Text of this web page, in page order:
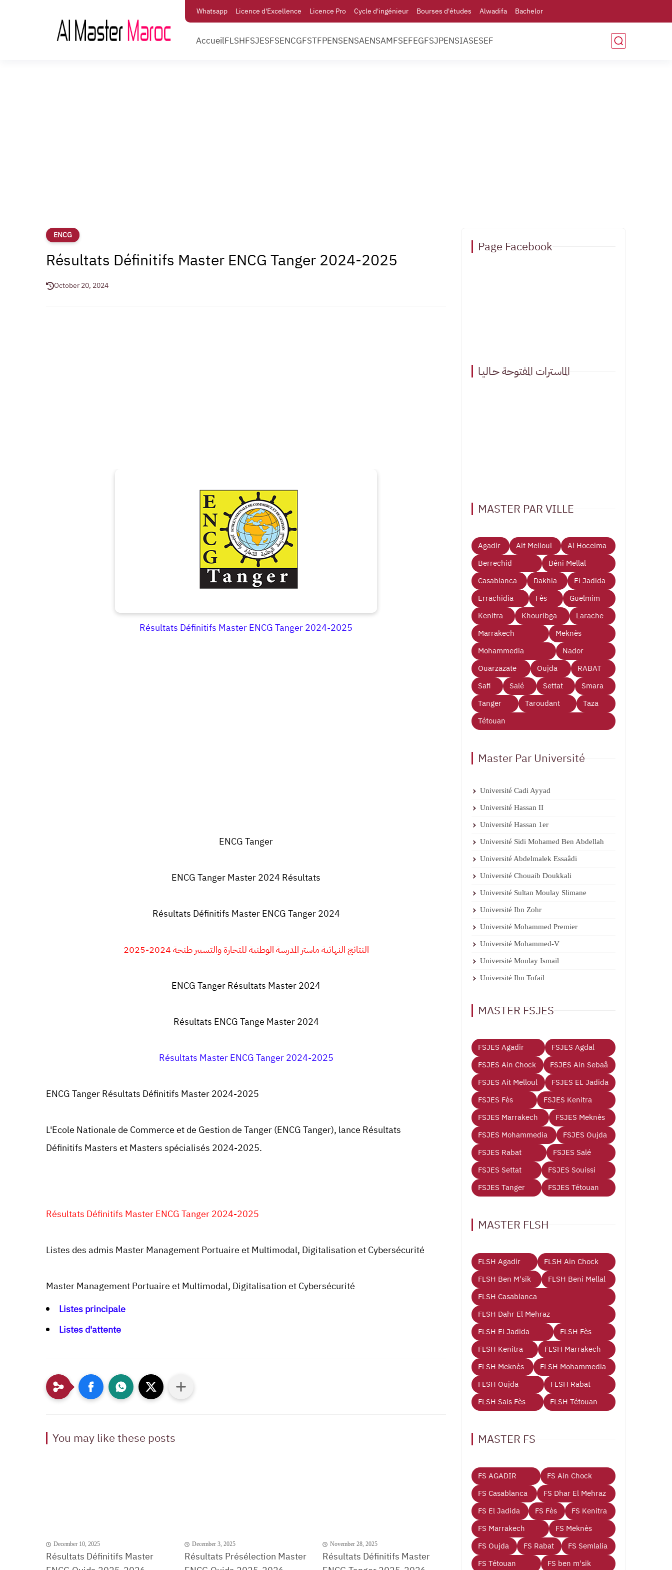
Whatsapp Licence d'Excellence Licence Pro Cycle d'ingénieur Bourses d'études Alwadifa Bachelor
AccueilFLSHFSJESFSENCGFSTFPENSENSAENSAMFSEFEGFSJPENSIASESEF
ENCG
Résultats Définitifs Master ENCG Tanger 2024-2025
October 20, 2024
Résultats Définitifs Master ENCG Tanger 2024-2025
ENCG Tanger
ENCG Tanger Master 2024 Résultats
Résultats Définitifs Master ENCGTanger 2024
النتائج النهائية ماستر المدرسة الوطنية للتجارة والتسيير طنجة 2024-2025
ENCG Tanger Résultats Master 2024
Résultats ENCG Tange Master 2024
Résultats Master ENCG Tanger 2024-2025
ENCG Tanger Résultats Définitifs Master 2024-2025
L'Ecole Nationale de Commerce et de Gestion deTanger(ENCG Tanger), lance Résultats
Définitifs Masters et Masters spécialisés 2024-2025.
Résultats Définitifs Master ENCG Tanger 2024-2025
Listes des admis Master Management Portuaire et Multimodal, Digitalisation et Cybersécurité
Master Management Portuaire et Multimodal, Digitalisation et Cybersécurité
Listes principale
Listes d'attente
You may like these posts
December 10, 2025
Résultats Définitifs Master
December 3, 2025
Résultats Présélection Master
November 28, 2025
Résultats Définitifs Master
Page Facebook
الماسترات المفتوحة حـاليـا
MASTER PAR VILLE
Agadir Ait Melloul
Al Hoceima
Berrechid
Béni Mellal
Casablanca
Dakhla
El Jadida
Errachidia
Fès
Guelmim
Kenitra
Khouribga
Larache
Marrakech
Meknès
Mohammedia
Nador
Ouarzazate
Oujda
RABAT
Safi
Salé Settat
Smara
Tanger
Taroudant
Taza
Tétouan
Master Par Université
Université Cadi Ayyad
Université Hassan II
Université Hassan 1er
Université Sidi Mohamed Ben Abdellah
Université Abdelmalek Essaâdi
Université Chouaib Doukkali
Université Sultan Moulay Slimane
Université Ibn Zohr
Université Mohammed Premier
Université Mohammed-V
Université Moulay Ismail
Université Ibn Tofail
MASTER FSJES
FSJES Agadir
FSJES Agdal
FSJES Ain Chock
FSJES Ain Sebaâ
FSJES Ait Melloul
FSJES EL Jadida
FSJES Fès
FSJES Kenitra
FSJES Marrakech
FSJES Meknès
FSJES Mohammedia
FSJES Oujda
FSJES Rabat
FSJES Salé
FSJES Settat
FSJES Souissi
FSJES Tanger
FSJES Tétouan
MASTER FLSH
FLSH Agadir
FLSH Ain Chock
FLSH Ben M'sik
FLSH Beni Mellal
FLSH Casablanca
FLSH Dahr El Mehraz
FLSH El Jadida
FLSH Fès
FLSH Kenitra
FLSH Marrakech
FLSH Meknès
FLSH Mohammedia
FLSH Oujda
FLSH Rabat
FLSH Sais Fès
FLSH Tétouan
MASTER FS
FS AGADIR
FS Ain Chock
FS Casablanca
FS Dhar El Mehraz
FS El Jadida
FS Fès
FS Kenitra
FS Marrakech
FS Meknès
FS Oujda
FS Rabat
FS Semlalia
FS Tétouan
FS ben m'sik